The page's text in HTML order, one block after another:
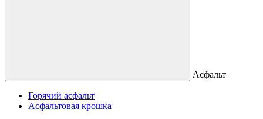
Асфальт
Горячий асфальт
Асфальтовая крошка